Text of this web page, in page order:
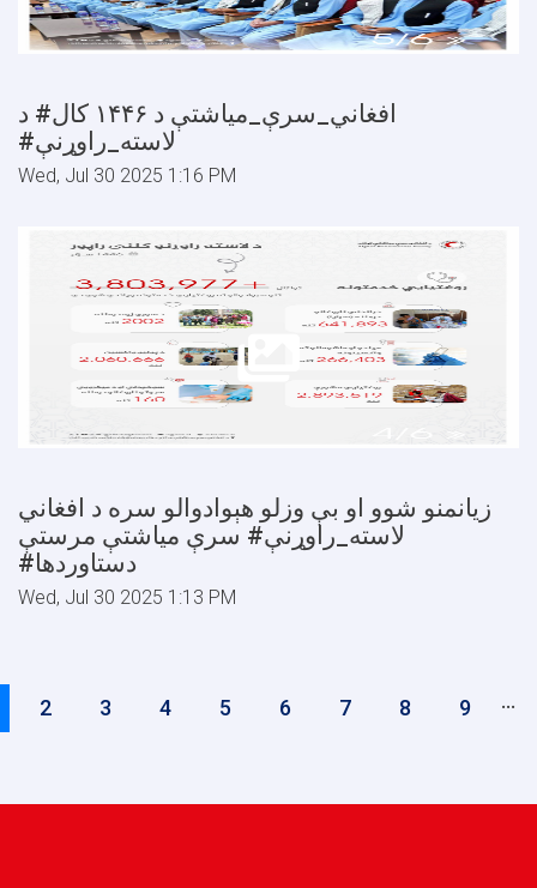
د ‎#افغاني_سرې_میاشتې د ۱۴۴۶ کال
‎#لاسته_راوړنې
Wed, Jul 30 2025 1:16 PM
زیانمنو شوو او بې وزلو هېوادوالو سره د افغاني
سرې میاشتې مرستې ‎#لاسته_راوړنې
‎#دستاوردها
Wed, Jul 30 2025 1:13 PM
Page
2 Page
3 Page
4 Page
5 Page
6 Page
7 Page
8 Page
9 …